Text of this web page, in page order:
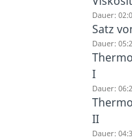
Dauer:
Satz
Dauer:
I
Dauer:
II
Dauer: